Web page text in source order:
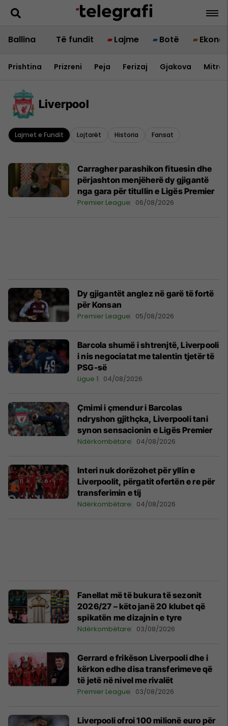
Ballina Të fundit Lajme Botë
Prishtina Prizreni Peja Ferizaj Gjakova
Liverpool
Lajmet e Fundit Lojtarët Historia Fansat
Carragher parashikon fituesin dhe
përjashton menjëherë dy gjigantë
nga gara për titullin e Ligës Premier
Premier League 06/08/2026
Dy gjigantët anglez në garë të fortë
për Konsan
Premier League 05/08/2026
Barcola shumë i shtrenjtë, Liverpooli
i nis negociatat me talentin tjetër të
PSG-së
Ligue 1 04/08/2026
Çmimi i çmendur i Barcolas
ndryshon gjithçka, Liverpooli tani
synon sensacionin e Ligës Premier
Ndërkombëtare 04/08/2026
Interi nuk dorëzohet për yllin e
Liverpoolit, përgatit ofertën e re për
transferimin e tij
Ndërkombëtare 04/08/2026
Fanellat më të bukura të sezonit
2026/27 – këto janë 20 klubet që
spikatën me dizajnin e tyre
Ndërkombëtare 03/08/2026
Gerrard e frikëson Liverpooli dhe i
kërkon edhe disa transferimeve që
të jetë në nivel me rivalët
Premier League 03/08/2026
Liverpooli ofroi 100 milionë euro për